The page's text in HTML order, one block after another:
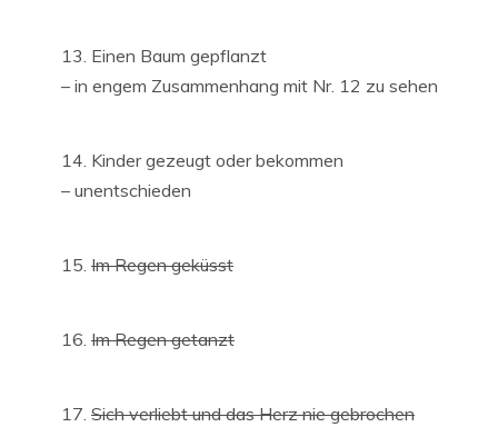
Einen Baum gepflanzt
– in engem Zusammenhang mit Nr. 12 zu sehen
Kinder gezeugt oder bekommen
– unentschieden
Im Regen geküsst
Im Regen getanzt
Sich verliebt und das Herz nie gebrochen